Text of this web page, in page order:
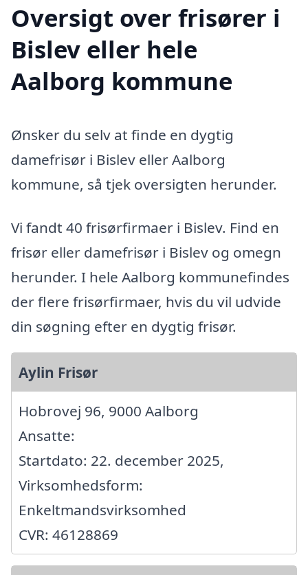
Oversigt over frisører i
Bislev eller hele
Aalborg kommune
Ønsker du selv at finde en dygtig
damefrisør i Bislev eller Aalborg
kommune, så tjek oversigten herunder.
Vi fandt 40 frisørfirmaer i Bislev. Find en
frisør eller damefrisør i Bislev og omegn
herunder. I hele Aalborg kommunefindes
der flere frisørfirmaer, hvis du vil udvide
din søgning efter en dygtig frisør.
Aylin Frisør
Hobrovej 96, 9000 Aalborg
Ansatte:
Startdato: 22. december 2025,
Virksomhedsform:
Enkeltmandsvirksomhed
CVR: 46128869